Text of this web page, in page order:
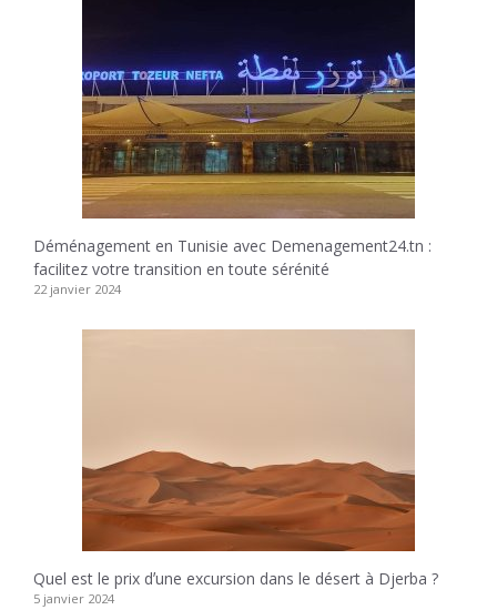
Déménagement en Tunisie avec Demenagement24.tn :
facilitez votre transition en toute sérénité
22 janvier 2024
Quel est le prix dʼune excursion dans le désert à Djerba ?
5 janvier 2024